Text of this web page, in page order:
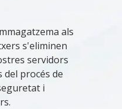
als
s'eliminen
servidors
del procés de
i